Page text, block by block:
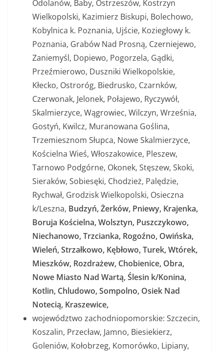
Odolanów, Baby, Ostrzeszów, Kostrzyn
Wielkopolski, Kazimierz Biskupi, Bolechowo,
Kobylnica k. Poznania, Ujście, Koziegłowy k.
Poznania, Grabów Nad Prosną, Czerniejewo,
Zaniemyśl, Dopiewo, Pogorzela, Gądki,
Przeźmierowo, Duszniki Wielkopolskie,
Kłecko, Ostroróg, Biedrusko, Czarnków,
Czerwonak, Jelonek, Połajewo, Ryczywół,
Skalmierzyce, Wągrowiec, Wilczyn, Września,
Gostyń, Kwilcz, Muranowana Goślina,
Trzemiesznom Słupca, Nowe Skalmierzyce,
Kościelna Wieś, Włoszakowice, Pleszew,
Tarnowo Podgórne, Okonek, Stęszew, Skoki,
Sieraków, Sobiesęki, Chodzież, Palędzie,
Rychwał, Grodzisk Wielkopolski, Osieczna
k/Leszna, Budzyń, Żerków, Pniewy, Krajenka,
Boruja Kościelna, Wolsztyn, Puszczykowo,
Niechanowo, Trzcianka, Rogoźno, Owińska,
Wieleń, Strzałkowo, Kębłowo, Turek, Wtórek,
Mieszków, Rozdrażew, Chobienice, Obra,
Nowe Miasto Nad Wartą, Ślesin k/Konina,
Kotlin, Chludowo, Sompolno, Osiek Nad
Notecią, Kraszewice,
województwo zachodniopomorskie: Szczecin,
Koszalin, Przecław, Jamno, Biesiekierz,
Goleniów, Kołobrzeg, Komorówko, Lipiany,